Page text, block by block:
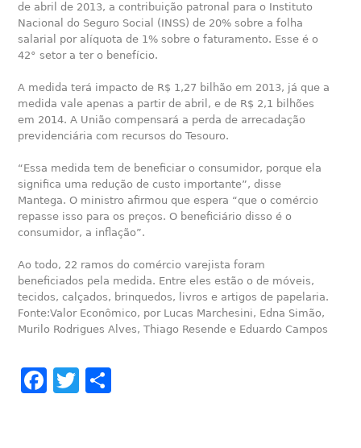
de abril de 2013, a contribuição patronal para o Instituto
Nacional do Seguro Social (INSS) de 20% sobre a folha
salarial por alíquota de 1% sobre o faturamento. Esse é o
42° setor a ter o benefício.
A medida terá impacto de R$ 1,27 bilhão em 2013, já que a
medida vale apenas a partir de abril, e de R$ 2,1 bilhões
em 2014. A União compensará a perda de arrecadação
previdenciária com recursos do Tesouro.
“Essa medida tem de beneficiar o consumidor, porque ela
significa uma redução de custo importante”, disse
Mantega. O ministro afirmou que espera “que o comércio
repasse isso para os preços. O beneficiário disso é o
consumidor, a inflação”.
Ao todo, 22 ramos do comércio varejista foram
beneficiados pela medida. Entre eles estão o de móveis,
tecidos, calçados, brinquedos, livros e artigos de papelaria.
Fonte:Valor Econômico, por Lucas Marchesini, Edna Simão,
Murilo Rodrigues Alves, Thiago Resende e Eduardo Campos
Facebook
Twitter